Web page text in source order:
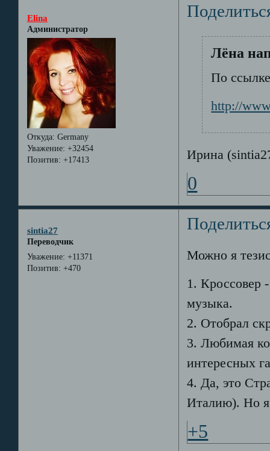
Elina
Администратор
Откуда: Germany
Уважение: +32454
Позитив: +17413
Лёна
По
http://
Ирина
0
sintia27
Переводчик
Уважение: +11371
Позитив: +470
Можно я
1. Кроссовер
музыка.
2. Отобрал
3. Любимая
интересных
4. Да, это
Италию). Но я
+5